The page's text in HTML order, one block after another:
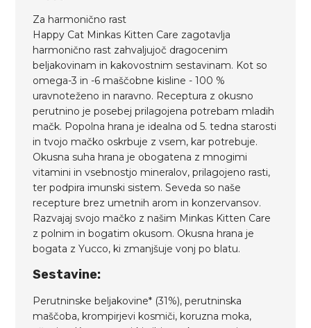
Za harmonično rast
Happy Cat Minkas Kitten Care zagotavlja
harmonično rast zahvaljujoč dragocenim
beljakovinam in kakovostnim sestavinam. Kot so
omega-3 in -6 maščobne kisline - 100 %
uravnoteženo in naravno. Receptura z okusno
perutnino je posebej prilagojena potrebam mladih
mačk. Popolna hrana je idealna od 5. tedna starosti
in tvojo mačko oskrbuje z vsem, kar potrebuje.
Okusna suha hrana je obogatena z mnogimi
vitamini in vsebnostjo mineralov, prilagojeno rasti,
ter podpira imunski sistem. Seveda so naše
recepture brez umetnih arom in konzervansov.
Razvajaj svojo mačko z našim Minkas Kitten Care
z polnim in bogatim okusom. Okusna hrana je
bogata z Yucco, ki zmanjšuje vonj po blatu.
Sestavine:
Perutninske beljakovine* (31%), perutninska
maščoba, krompirjevi kosmiči, koruzna moka,